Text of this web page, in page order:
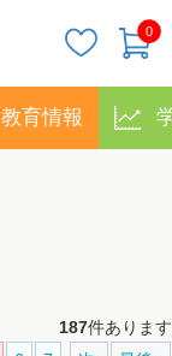
0
教育情報
187件あります